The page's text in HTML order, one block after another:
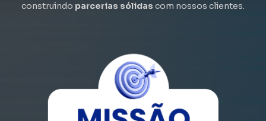
construindo parcerias sólidas com nossos clientes.